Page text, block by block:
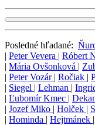
Posledné hľadané:
| Peter Vevera | Róbert
| Mária Ovšonková |
| Peter Vozár | Ročiak |
| Siegel | Lehman |
| Ľubomír Kmec |
| Jozef Miko | Holček |
| Hominda | Hejtmánek |